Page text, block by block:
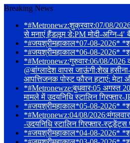
Breaking News
*#Metronewz:शुक्रवार:07/08/
से मनाएं हैंडलूम डे:PM मोदी-अग्नि-
*#जयश्रीमहाकाल*07-08-2026*
*#जयश्रीमहाकाल*06-08-2026*
*#Metronewz:गुरुवार:06/08/2026
@बांग्लादेश वापस जाऊंगी:शेख
आपत्तिजनक पोस्ट फौरन हटाएं: मेटा
*#Metronewze:बुधवार:05 अगस्त
मामले में उदयनिधि स्टालिन गिरफ्तार-
*#जयश्रीमहाकाल*05-08-2026*
*#Metronewz:04/08/
-उदयनिधि स्टालिन गिरफ्तार-
*#जयश्रीमहाकाल*04-08-2026*